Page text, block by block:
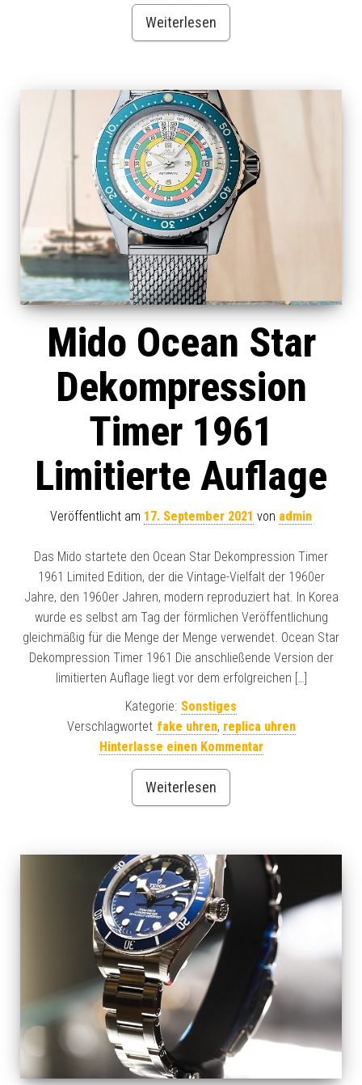
Weiterlesen
Mido Ocean Star
Dekompression
Timer 1961
Limitierte Auflage
Veröffentlicht am 17. September 2021 von admin
Das Mido startete den Ocean Star Dekompression Timer
1961 Limited Edition, der die Vintage-Vielfalt der 1960er
Jahre, den 1960er Jahren, modern reproduziert hat. In Korea
wurde es selbst am Tag der förmlichen Veröffentlichung
gleichmäßig für die Menge der Menge verwendet. Ocean Star
Dekompression Timer 1961 Die anschließende Version der
limitierten Auflage liegt vor dem erfolgreichen […]
Kategorie: Sonstiges
Verschlagwortet fake uhren, replica uhren
Hinterlasse einen Kommentar
Weiterlesen